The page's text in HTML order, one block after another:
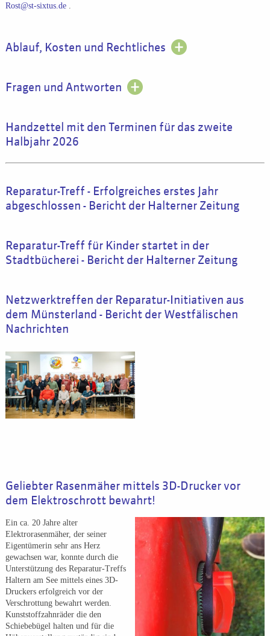
Rost@st-sixtus.de.
Ablauf, Kosten und Rechtliches
Fragen und Antworten
Handzettel mit den Terminen für das zweite
Halbjahr 2026
Reparatur-Treff - Erfolgreiches erstes Jahr
abgeschlossen - Bericht der Halterner Zeitung
Reparatur-Treff für Kinder startet in der
Stadtbücherei - Bericht der Halterner Zeitung
Netzwerktreffen der Reparatur-Initiativen aus
dem Münsterland - Bericht der Westfälischen
Nachrichten
Geliebter Rasenmäher mittels 3D-Drucker vor
dem Elektroschrott bewahrt!
Ein ca. 20 Jahre alter
Elektrorasenmäher, der seiner
Eigentümerin sehr ans Herz
gewachsen war, konnte durch die
Unterstützung des Reparatur-Treffs
Haltern am See mittels eines 3D-
Druckers erfolgreich vor der
Verschrottung bewahrt werden.
Kunststoffzahnräder die den
Schiebebügel halten und für die